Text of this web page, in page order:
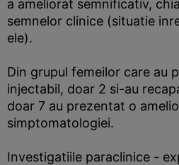
a ameliorat semnificativ,
semnelor clinice (situatie
ele).
Din grupul femeilor care au
injectabil, doar 2 si-au
doar 7 au prezentat o
simptomatologiei.
Investigatiile paraclinice -